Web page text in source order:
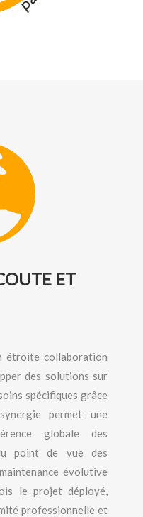
ET
étroite collaboration
des solutions sur
spécifiques grâce
permet une
globale des
point de vue des
évolutive
le projet déployé,
professionnelle et